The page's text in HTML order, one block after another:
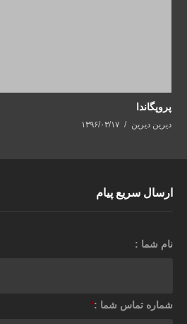
پروپگاندا
دیرین دیرین ۱۳۹۶/۰۳/۱۷
ارسال سریع پیام
نام شما :
شماره تماس شما :*